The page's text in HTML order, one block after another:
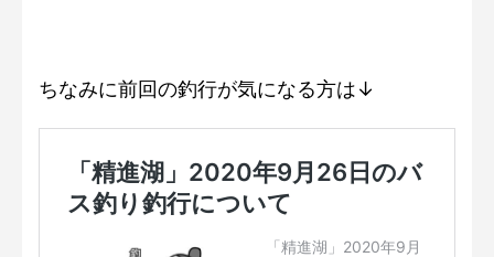
ちなみに前回の釣行が気になる方は↓